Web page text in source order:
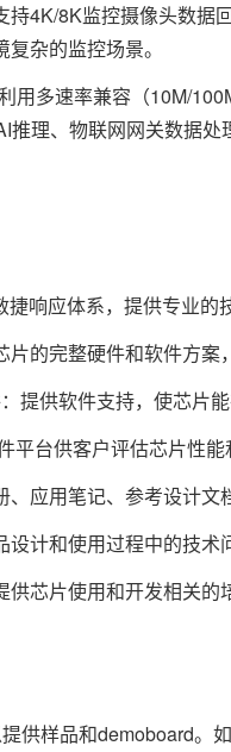
持4K/8K监控摄像头数据
杂的监控场景。
用多速率兼容（10M/
推理、物联网网关数据
响应体系，提供专业的
的完整硬件和软件方案
提供软件支持，使芯片能
平台供客户评估芯片性能
应用笔记、参考设计文
计和使用过程中的技术
芯片使用和开发相关的
供样品和demoboard。